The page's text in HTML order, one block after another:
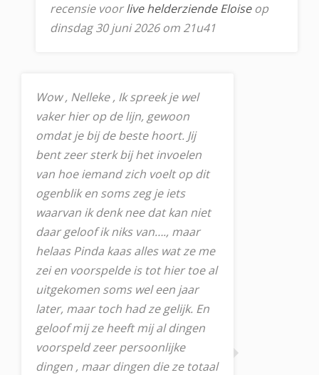
recensie voorlive helderziende Eloiseop
dinsdag 30 juni 2026 om 21u41
Wow , Nelleke , Ik spreek je wel
vaker hier op de lijn, gewoon
omdat je bij de beste hoort. Jij
bent zeer sterk bij het invoelen
van hoe iemand zich voelt op dit
ogenblik en soms zeg je iets
waarvan ik denk nee dat kan niet
daar geloof ik niks van…., maar
helaas Pinda kaas alles wat ze me
zei en voorspelde is tot hier toe al
uitgekomen soms wel een jaar
later, maar toch had ze gelijk. En
geloof mij ze heeft mij al dingen
voorspeld zeer persoonlijke
dingen , maar dingen die ze totaal